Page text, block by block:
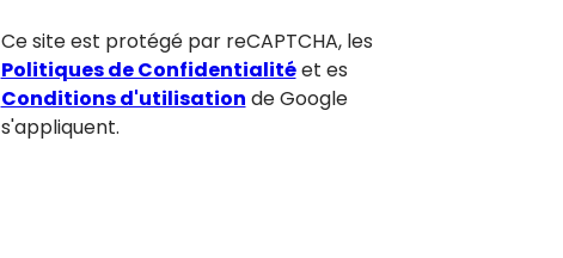
Ce site est protégé par reCAPTCHA, les
Politiques de Confidentialitéet es
Conditions d'utilisation de Google
s'appliquent.